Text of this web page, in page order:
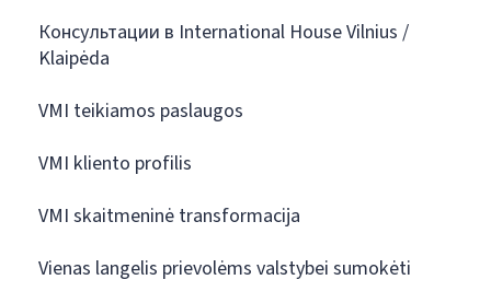
Консультации в International House Vilnius /
Klaipėda
VMI teikiamos paslaugos
VMI kliento profilis
VMI skaitmeninė transformacija
Vienas langelis prievolėms valstybei sumokėti